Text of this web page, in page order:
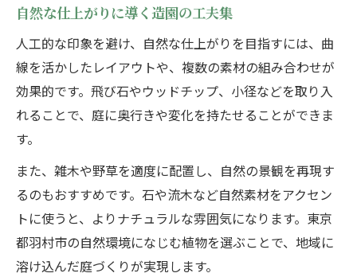
自然な仕上がりに導く造園の工夫集
人工的な印象を避け、自然な仕上がりを目指すには、曲
線を活かしたレイアウトや、複数の素材の組み合わせが
効果的です。飛び石やウッドチップ、小径などを取り入
れることで、庭に奥行きや変化を持たせることができま
す。
また、雑木や野草を適度に配置し、自然の景観を再現す
るのもおすすめです。石や流木など自然素材をアクセン
トに使うと、よりナチュラルな雰囲気になります。東京
都羽村市の自然環境になじむ植物を選ぶことで、地域に
溶け込んだ庭づくりが実現します。